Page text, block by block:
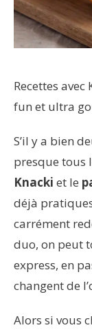
Recettes
fun et ultra
S’il y a bien
presque tous
Knacki et le
déjà
carrément
duo, on peut
express, en
changent de
Alors si vous